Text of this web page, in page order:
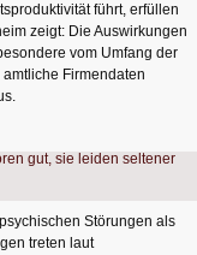
führt, erfüllen
zeigt: Die Auswirkungen
vom Umfang der
Firmendaten
Störungen als
treten laut